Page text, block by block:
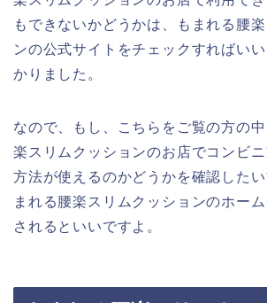
もできないかどうかは、もまれる腰
ンの公式サイトをチェックすればい
かりました。
なので、もし、こちらをご覧の方の
楽スリムクッションのお店でコンビ
方法が使えるのかどうかを確認した
まれる腰楽スリムクッションのホー
されるといいですよ。